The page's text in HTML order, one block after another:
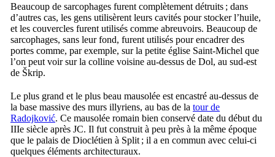
Beaucoup de sarcophages furent complètement détruits ; dans
d’autres cas, les gens utilisèrent leurs cavités pour stocker l’huile,
et les couvercles furent utilisés comme abreuvoirs. Beaucoup de
sarcophages, sans leur fond, furent utilisés pour encadrer des
portes comme, par exemple, sur la petite église Saint-Michel que
l’on peut voir sur la colline voisine au-dessus de Dol, au sud-est
de Škrip.
Le plus grand et le plus beau mausolée est encastré au-dessus de
la base massive des murs illyriens, au bas de la tour de
Radojković. Ce mausolée romain bien conservé date du début du
IIIe siècle après JC. Il fut construit à peu près à la même époque
que le palais de Dioclétien à Split ; il a en commun avec celui-ci
quelques éléments architecturaux.